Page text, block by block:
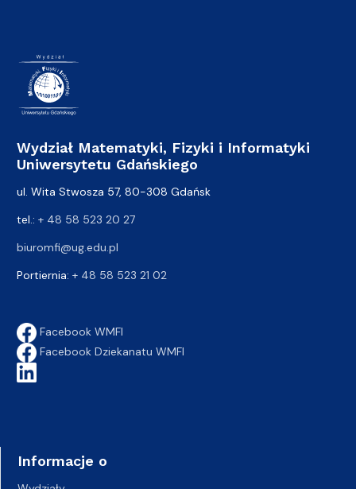
Wydział Matematyki, Fizyki i Informatyki
Uniwersytetu Gdańskiego
ul. Wita Stwosza 57, 80-308 Gdańsk
tel.: + 48 58 523 20 27
biuromfi@ug.edu.pl
Portiernia: + 48 58 523 21 02
Facebook WMFI
Facebook Dziekanatu WMFI
Informacje o